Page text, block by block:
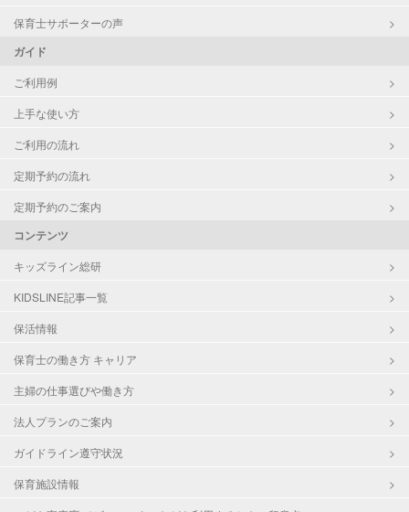
保育士サポーターの声
ガイド
ご利用例
上手な使い方
ご利用の流れ
定期予約の流れ
定期予約のご案内
コンテンツ
キッズライン総研
KIDSLINE記事一覧
保活情報
保育士の働き方 キャリア
主婦の仕事選びや働き方
法人プランのご案内
ガイドライン遵守状況
保育施設情報